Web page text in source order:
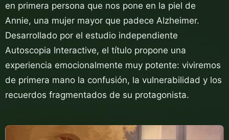
en primera persona que nos pone en la piel de
Annie, una mujer mayor que padece Alzheimer.
Desarrollado por el estudio independiente
Autoscopia Interactive, el título propone una
experiencia emocionalmente muy potente: viviremos
de primera mano la confusión, la vulnerabilidad y los
recuerdos fragmentados de su protagonista.